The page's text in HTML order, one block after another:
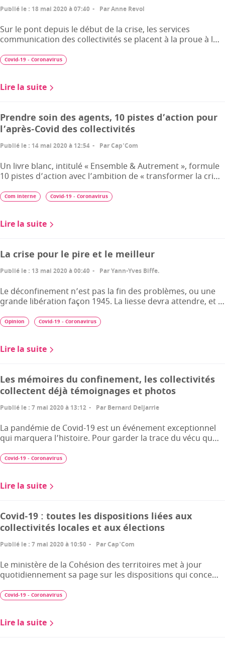
Publié le : 18 mai 2020 à 07:40 ParAnne Revol
Sur le pont depuis le début de la crise, les services
communication des collectivités se placent à la proue à l…
Lire la suite
Covid-19 - Coronavirus
Prendre soin des agents, 10 pistes d’action pour
l’après-Covid des collectivités
Publié le : 14 mai 2020 à 12:54 ParCap'Com
Un livre blanc, intitulé « Ensemble & Autrement », formule
10 pistes d’action avec l’ambition de « transformer la cri…
Lire la suite
Com interne Covid-19 - Coronavirus
La crise pour le pire et le meilleur
Publié le : 13 mai 2020 à 00:40 ParYann-Yves Biffe.
Le déconfinement n’est pas la fin des problèmes, ou une
grande libération façon 1945. La liesse devra attendre, et …
Lire la suite
Opinion Covid-19 - Coronavirus
Les mémoires du confinement, les collectivités
collectent déjà témoignages et photos
Publié le : 7 mai 2020 à 13:12 Par Bernard Deljarrie
La pandémie de Covid-19 est un événement exceptionnel
qui marquera l’histoire. Pour garder la trace du vécu qu…
Lire la suite
Covid-19 - Coronavirus
Covid-19 : toutes les dispositions liées aux
collectivités locales et aux élections
Publié le : 7 mai 2020 à 10:50 ParCap'Com
Le ministère de la Cohésion des territoires met à jour
quotidiennement sa page sur les dispositions qui conce…
Lire la suite
Covid-19 - Coronavirus